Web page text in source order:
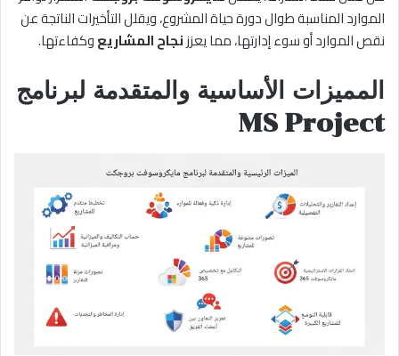
الموارد المناسبة طوال دورة حياة المشروع، ويقلل التأخيرات الناتجة عن
نقص الموارد أو سوء إدارتها، مما يعززنجاح المشاريعوكفاءتها.
المميزات الأساسية والمتقدمة لبرنامج
MS Project